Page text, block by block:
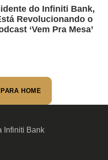
do Infiniti Bank,
Revolucionando o
‘Vem Pra Mesa’
HOME
Infiniti Bank